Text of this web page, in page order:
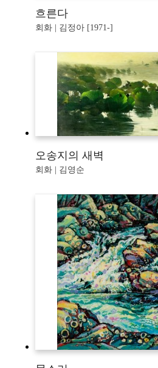
흐른다
회화 | 김정아 [1971-]
오송지의 새벽
회화 | 김영순